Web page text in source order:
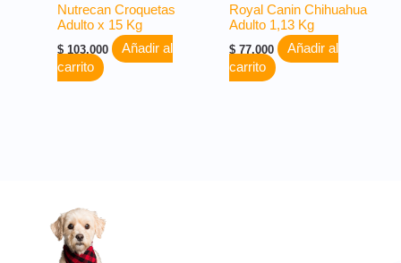
Nutrecan Croquetas
Adulto x 15 Kg
$103.000
Añadir al
carrito
Royal Canin Chihuahua
Adulto 1,13 Kg
$77.000
Añadir al
carrito